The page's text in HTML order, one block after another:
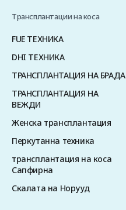
Трансплантации на коса
FUE ТЕХНИКА
DHI ТЕХНИКА
ТРАНСПЛАНТАЦИЯ НА БРАДА
ТРАНСПЛАНТАЦИЯ НА
ВЕЖДИ
Женска трансплантация
Перкутанна техника
трансплантация на коса
Сапфирна
Скалата на Норууд